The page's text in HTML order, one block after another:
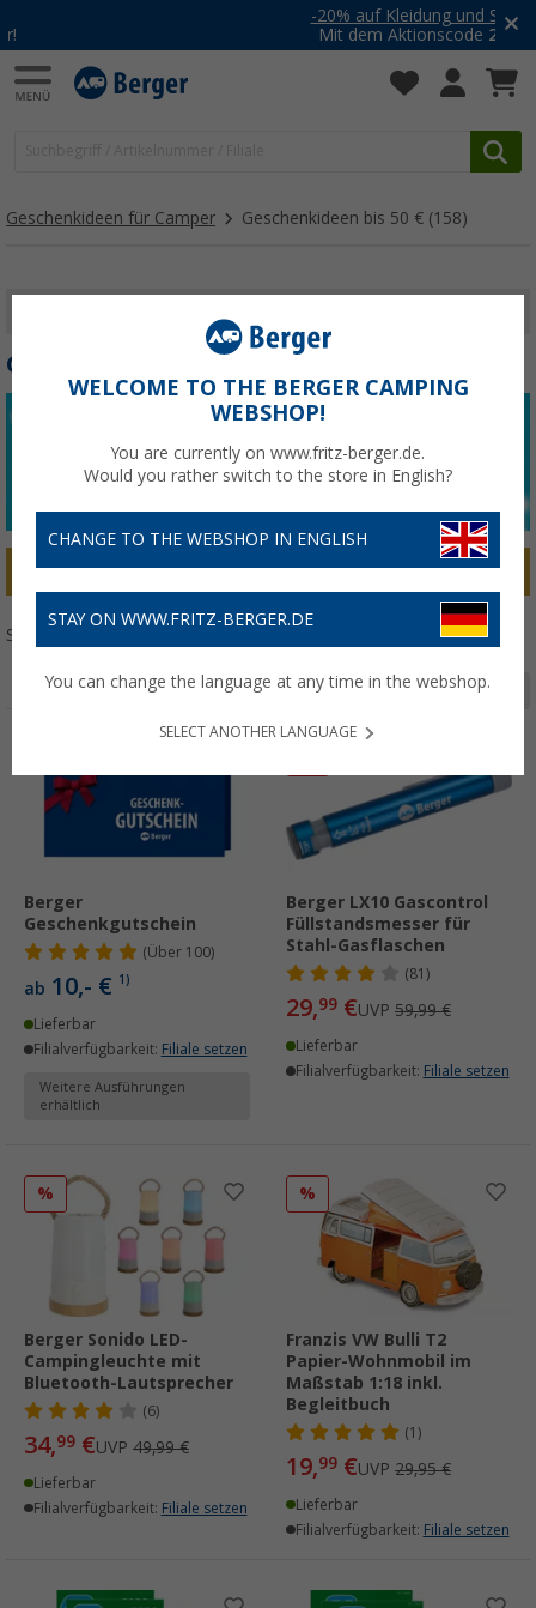
-20% auf Kleidung und Schuhe
Mit dem Aktionscode20SSV
Geschenkideen für Camper Geschenkideen bis 50 € (158)
GESCHENKIDEEN BIS 50 €
bis 50 € bis 100 € ab 100 € Textilien
Sortieren:
Seite 1 von 6
Berger
Geschenkgutschein
(Über100)
ab 10,- € 1)
Lieferbar
Filialverfügbarkeit: Filiale setzen
Weitere Ausführungen
erhältlich
Berger LX10 Gascontrol
Füllstandsmesser für
Stahl-Gasflaschen
(81)
29,99 €UVP 59,99 €
Lieferbar
Filialverfügbarkeit: Filiale setzen
%
Berger Sonido LED-
Campingleuchte mit
Bluetooth-Lautsprecher
(6)
34,99 €UVP 49,99 €
Lieferbar
Filialverfügbarkeit: Filiale setzen
%
Franzis VW Bulli T2
Papier-Wohnmobil im
Maßstab 1:18 inkl.
Begleitbuch
(1)
19,99 €UVP 29,95 €
Lieferbar
Filialverfügbarkeit: Filiale setzen
WELCOME TO THE BERGER CAMPING
WEBSHOP!
You are currently on www.fritz-berger.de.
Would you rather switch to the store in English?
CHANGE TO THE WEBSHOP IN ENGLISH
STAY ON WWW.FRITZ-BERGER.DE
You can change the language at any time in the webshop.
SELECT ANOTHER LANGUAGE